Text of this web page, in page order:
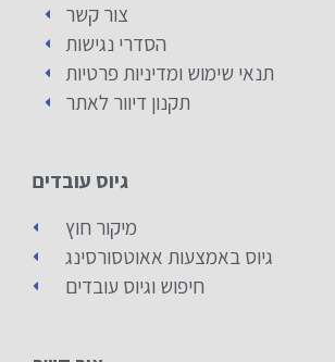
צור קשר
הסדרי נגישות
תנאי שימוש ומדיניות פרטיות
תקנון דיוור לאתר
גיוס עובדים
מיקור חוץ
גיוס באמצעות אאוטסורסינג
חיפוש וגיוס עובדים